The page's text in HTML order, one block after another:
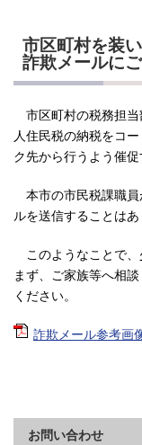
市区町村を装
詐欺メールに
市区町村の税務担
人住民税の納税をコ
ク先から行うよう催
本市の市民税課職
ルを送信することはあ
このようなことで
まず、ご家族等へ相
ください。
詐欺メール参考画
お問い合わせ